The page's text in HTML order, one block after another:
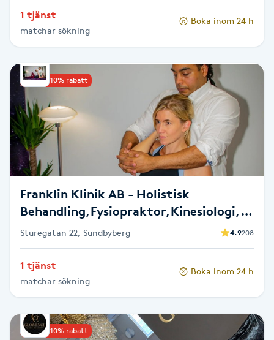
Gel naglar
Gellack
Gellack med förstärkning
Gravidmassage
Gravidyoga
Gruppträning
Gua Sha-massage
1 tjänst
matchar sökning
Boka inom 24 h
Upp till 10% rabatt
Franklin Klinik AB - Holistisk
massageterapi
Sturegatan 22, Sundbyberg 4.9208
1 tjänst
matchar sökning
Boka inom 24 h
Upp till 10% rabatt